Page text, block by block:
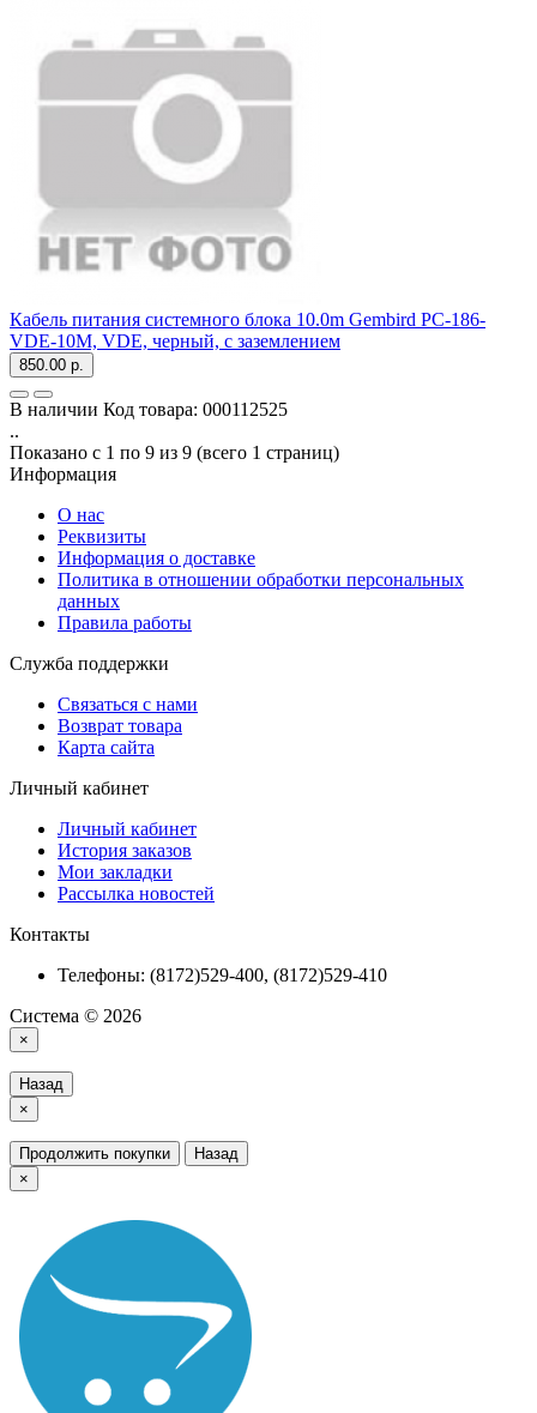
Кабель питания системного блока 10.0m Gembird PC-186-
VDE-10M, VDE, черный, с заземлением
850.00 р.
В наличии Код товара: 000112525
..
Показано с 1 по 9 из 9 (всего 1 страниц)
Информация
О нас
Реквизиты
Информация о доставке
Политика в отношении обработки персональных
данных
Правила работы
Служба поддержки
Связаться с нами
Возврат товара
Карта сайта
Личный кабинет
Личный кабинет
История заказов
Мои закладки
Рассылка новостей
Контакты
Телефоны: (8172)529-400, (8172)529-410
Система © 2026
×
Назад
×
Продолжить покупки
Назад
×